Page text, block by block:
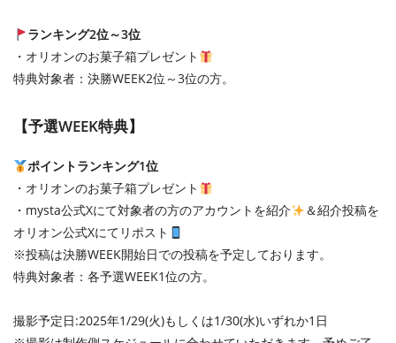
ランキング2位～3位
・オリオンのお菓子箱プレゼント
特典対象者：決勝WEEK2位～3位の⽅。
【予選WEEK特典】
ポイントランキング1位
・オリオンのお菓子箱プレゼント
・mysta公式Xにて対象者の方のアカウントを紹介
＆紹介投稿を
オリオン公式Xにてリポスト
※投稿は決勝WEEK開始日での投稿を予定しております。
特典対象者：各予選WEEK1位の⽅。
撮影予定日:2025年1/29(火)もしくは1/30(水)いずれか1日